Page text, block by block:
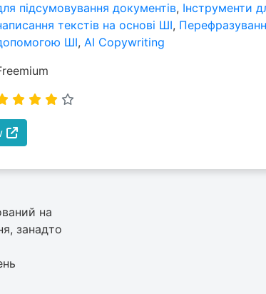
підсумовування документів, Інструменти
текстів на основі ШІ,
ШІ,AI Copywriting
на
занадто